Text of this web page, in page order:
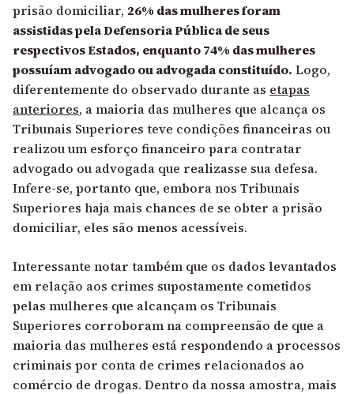
prisão domiciliar, 26% das mulheres foram
assistidas pela Defensoria Pública de seus
respectivos Estados, enquanto 74% das mulheres
possuíam advogado ou advogada constituído. Logo,
diferentemente do observado durante as etapas
anteriores, a maioria das mulheres que alcança os
Tribunais Superiores teve condições financeiras ou
realizou um esforço financeiro para contratar
advogado ou advogada que realizasse sua defesa.
Infere-se, portanto que, embora nos Tribunais
Superiores haja mais chances de se obter a prisão
domiciliar, eles são menos acessíveis.
Interessante notar também que os dados levantados
em relação aos crimes supostamente cometidos
pelas mulheres que alcançam os Tribunais
Superiores corroboram na compreensão de que a
maioria das mulheres está respondendo a processos
criminais por conta de crimes relacionados ao
comércio de drogas. Dentro da nossa amostra, mais